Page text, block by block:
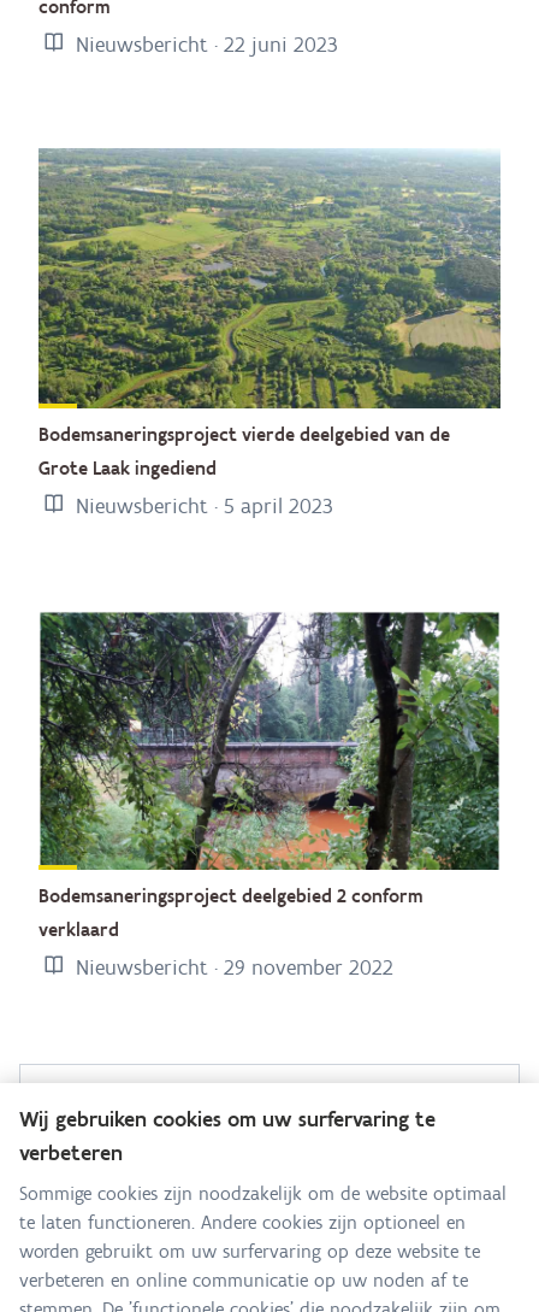
conform
Nieuwsbericht · 22 juni 2023
Bodemsaneringsproject vierde deelgebied van de
Grote Laak ingediend
Nieuwsbericht · 5 april 2023
Bodemsaneringsproject deelgebied 2 conform
verklaard
Nieuwsbericht · 29 november 2022
Sanering Grote Laak
Alle contactgegevens
Adres
Wij gebruiken cookies om uw surfervaring te
verbeteren
Sommige cookies zijn noodzakelijk om de website optimaal
te laten functioneren. Andere cookies zijn optioneel en
worden gebruikt om uw surfervaring op deze website te
verbeteren en online communicatie op uw noden af te